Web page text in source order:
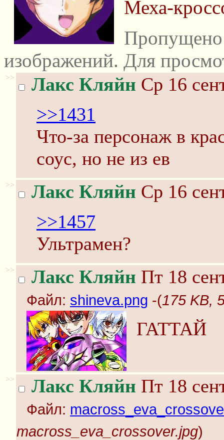
Меха-
изображений. Для
>> Лакс Кляйн Ср 16
>>1431
Что-за персонаж в
соус, но не из ев
>> Лакс Кляйн Ср 16
>>1457
Ультрамен?
>> Лакс Кляйн Пт 18
Файл: shineva.png -(175 KB,
ГАТТАЙ
>> Лакс Кляйн Пт 18
Файл:
macross_eva_crossover.jpg)